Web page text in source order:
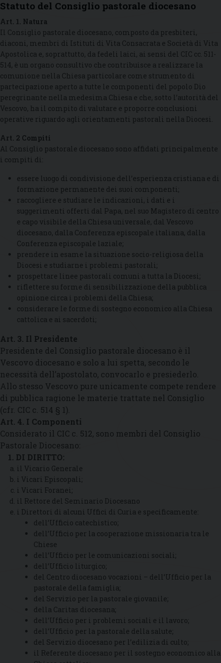
Statuto del Consiglio pastorale diocesano
Art. 1. Natura
Il Consiglio pastorale diocesano, composto da presbiteri,
diaconi, membri di Istituti di Vita Consacrata e Società di Vita
Apostolica e, soprattutto, da fedeli laici, ai sensi del CIC cc. 511-
514, è un organo consultivo che contribuisce a realizzare la
comunione nella Chiesa particolare come strumento di
partecipazione aperto a tutte le componenti del popolo Dio
peregrinante nella medesima Chiesa e che, sotto l’autorità del
Vescovo, ha il compito di valutare e proporre conclusioni
operative riguardo agli orientamenti pastorali nella Diocesi.
Art. 2 Compiti
Al Consiglio pastorale diocesano sono affidati principalmente
i compiti di:
essere luogo di condivisione dell’esperienza cristiana e di
formazione permanente dei suoi componenti;
raccogliere e studiare le indicazioni, i dati e i
suggerimenti offerti dal Papa, nel suo Magistero di centro
e capo visibile della Chiesa universale, dal Vescovo
diocesano, dalla Conferenza episcopale italiana, dalla
Conferenza episcopale laziale;
prendere in esame la situazione socio-religiosa della
Diocesi e studiarne i problemi pastorali;
prospettare linee pastorali comuni a tutta la Diocesi;
riflettere su forme di sensibilizzazione della pubblica
opinione circa i problemi della Chiesa;
considerare le forme di sostegno economico alla Chiesa
cattolica e ai sacerdoti;
Art. 3. Il Presidente
Presidente del Consiglio pastorale diocesano è il
Vescovo diocesano e solo a lui spetta, secondo le
necessità dell’apostolato, convocarlo e presiederlo.
Allo stesso Vescovo pure unicamente compete rendere
di pubblica ragione le materie trattate nel Consiglio
(cfr. CIC c. 514 § 1).
Art. 4. I Componenti
Considerato il CIC c. 512, sono membri del Consiglio
Pastorale Diocesano:
1. DI DIRITTO:
il Vicario Generale
i Vicari Episcopali;
i Vicari Foranei;
il Rettore del Seminario Diocesano
i Direttori di alcuni Uffici di Curia e specificamente:
dell’Ufficio catechistico;
dell’Ufficio per la cooperazione missionaria tra le
Chiese
dell’Ufficio per le comunicazioni sociali;
dell’Ufficio liturgico;
del Centro diocesano vocazioni – dell’Ufficio per la
pastorale della famiglia;
del Servizio per la pastorale giovanile;
della Caritas diocesana;
dell’Ufficio per i problemi sociali e il lavoro;
dell’Ufficio per la pastorale della salute;
del Servizio diocesano per l’edilizia di culto;
il Referente diocesano per il sostegno economico alla